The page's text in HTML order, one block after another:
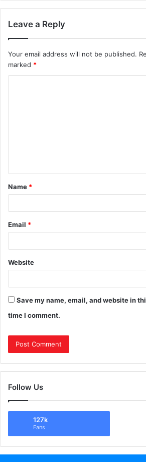
Leave a Reply
Your email address will not be published.
marked *
Name *
Email *
Website
Save my name, email, and website in
time I comment.
Follow Us
127k
Fans